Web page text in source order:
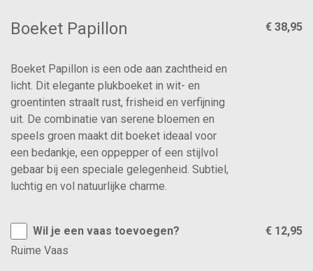
Boeket Papillon
Boeket Papillon is een ode aan zachtheid en
licht. Dit elegante plukboeket in wit- en
groentinten straalt rust, frisheid en verfijning
uit. De combinatie van serene bloemen en
speels groen maakt dit boeket ideaal voor
een bedankje, een oppepper of een stijlvol
gebaar bij een speciale gelegenheid. Subtiel,
luchtig en vol natuurlijke charme.
€ 38,95
Wil je een vaas toevoegen?
Ruime Vaas
€ 12,95